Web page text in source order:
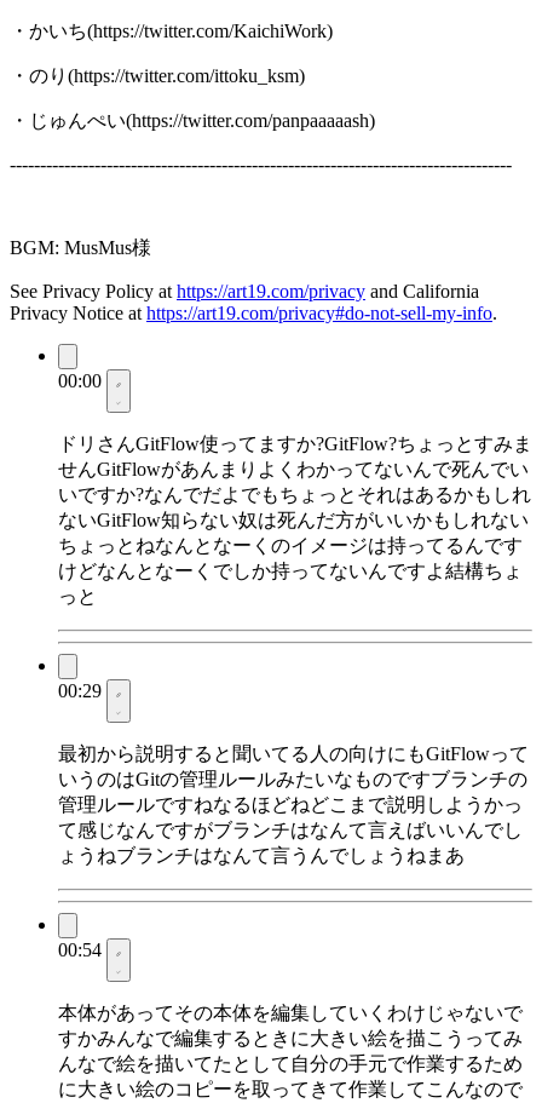
・かいち(https://twitter.com/KaichiWork)
・のり(https://twitter.com/ittoku_ksm)
・じゅんぺい(https://twitter.com/panpaaaaash)
-----------------------------------------------------------------------------------
BGM: MusMus様
See Privacy Policy at https://art19.com/privacy and California
Privacy Notice at https://art19.com/privacy#do-not-sell-my-info.
00:00
ドリさんGitFlow使ってますか?GitFlow?ちょっとすみま
せんGitFlowがあんまりよくわかってないんで死んでい
いですか?なんでだよでもちょっとそれはあるかもしれ
ないGitFlow知らない奴は死んだ方がいいかもしれない
ちょっとねなんとなーくのイメージは持ってるんです
けどなんとなーくでしか持ってないんですよ結構ちょ
っと
00:29
最初から説明すると聞いてる人の向けにもGitFlowって
いうのはGitの管理ルールみたいなものですブランチの
管理ルールですねなるほどねどこまで説明しようかっ
て感じなんですがブランチはなんて言えばいいんでし
ょうねブランチはなんて言うんでしょうねまあ
00:54
本体があってその本体を編集していくわけじゃないで
すかみんなで編集するときに大きい絵を描こうってみ
んなで絵を描いてたとして自分の手元で作業するため
に大きい絵のコピーを取ってきて作業してこんなので